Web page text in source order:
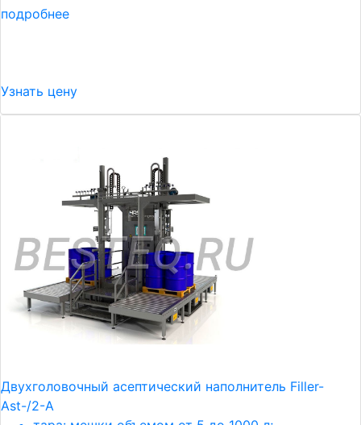
подробнее
Узнать цену
Двухголовочный асептический наполнитель Filler-
Ast-/2-A